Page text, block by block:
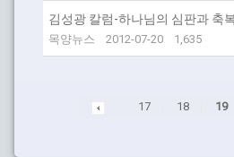
김성광 칼럼-하나님의 심판과 축
목양뉴스 2012-07-20 1,635
17 18 19